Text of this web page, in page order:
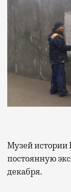
Музей истории
постоянную
декабря.